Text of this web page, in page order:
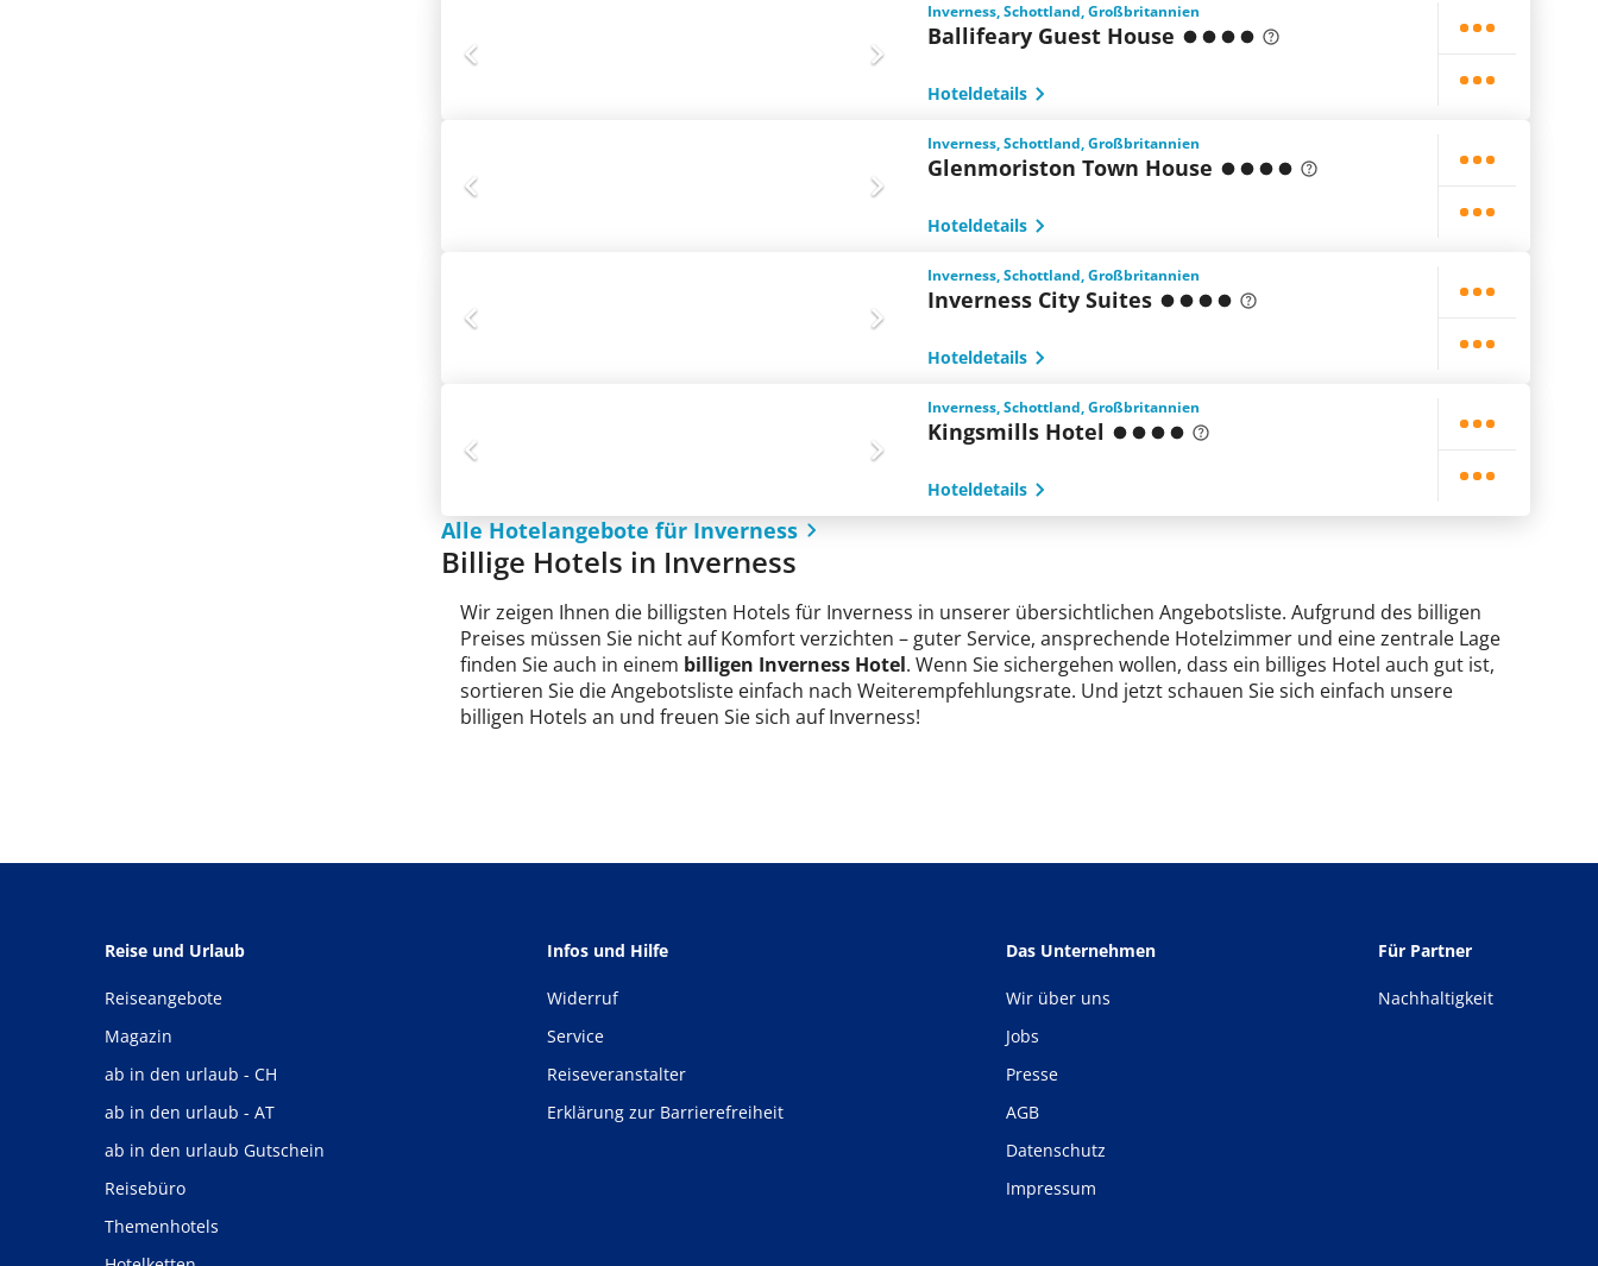
Inverness, Schottland, Großbritannien
Ballifeary Guest House
Hoteldetails
Inverness, Schottland, Großbritannien
Glenmoriston Town House
Hoteldetails
Inverness, Schottland, Großbritannien
Inverness City Suites
Hoteldetails
Inverness, Schottland, Großbritannien
Kingsmills Hotel
Hoteldetails
Alle Hotelangebote für Inverness
Billige Hotels in Inverness
Wir zeigen Ihnen die billigsten Hotels für Inverness in unserer übersichtlichen Angebotsliste. Aufgrund des billigen
Preises müssen Sie nicht auf Komfort verzichten – guter Service, ansprechende Hotelzimmer und eine zentrale Lage
finden Sie auch in einem billigen Inverness Hotel. Wenn Sie sichergehen wollen, dass ein billiges Hotel auch gut ist,
sortieren Sie die Angebotsliste einfach nach Weiterempfehlungsrate. Und jetzt schauen Sie sich einfach unsere
billigen Hotels an und freuen Sie sich auf Inverness!
Reise und Urlaub
Reiseangebote
Magazin
ab in den urlaub - CH
ab in den urlaub - AT
ab in den urlaub Gutschein
Reisebüro
Themenhotels
Infos und Hilfe
Widerruf
Service
Reiseveranstalter
Erklärung zur Barrierefreiheit
Das Unternehmen
Wir über uns
Jobs
Presse
AGB
Datenschutz
Impressum
Für Partner
Nachhaltigkeit